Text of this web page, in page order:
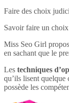
Faire des choix
Savoir faire un
Miss Seo Girl
en sachant que le
Les techniques
qu’ils lisent quelque
possède les